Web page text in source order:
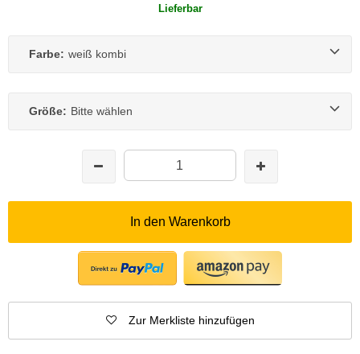
Lieferbar
Farbe: weiß kombi
Größe: Bitte wählen
In den Warenkorb
Zur Merkliste hinzufügen